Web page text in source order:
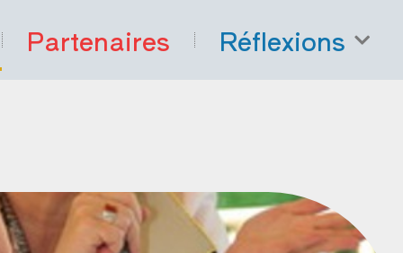
Partenaires Réflexions